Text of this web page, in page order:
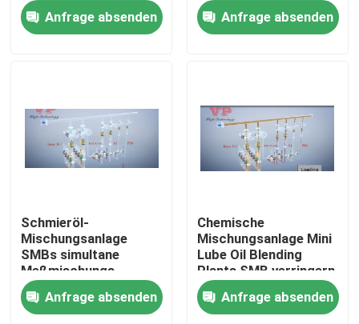
Haus
Videos
Über uns
Fabrik-Ausflug
Qualitätskontrolle
Anfrage absenden
Anfrage absenden
Schmieröl-
Mischungsanlage
SMBs simultane
Meßmischungs
Anfrage absenden
Chemische
Mischungsanlage Mini
Lube Oil Blending
Plants SMB verringern
Investition
Anfrage absenden